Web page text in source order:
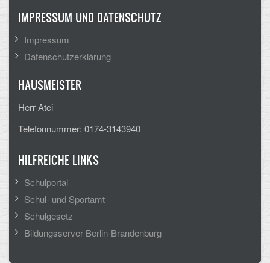
Musische Fächer
Sport
Abitur
Freistellung/Entschuldigung
Kurswahl 10. Kl.
Umwahl 11. Kl.
mPA
Wahlfächer
IMPRESSUM UND DATENSCHUTZ
Impressum
Datenschutzerklärung
HAUSMEISTER
Herr Atci
Telefonnummer: 0174-3143940
HILFREICHE LINKS
Schulportal
Schul- und Sportamt
Schulgesetz
Bildungsserver Berlin-Brandenburg